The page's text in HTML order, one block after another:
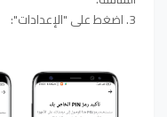
3. اضغط على "الإعدادات":